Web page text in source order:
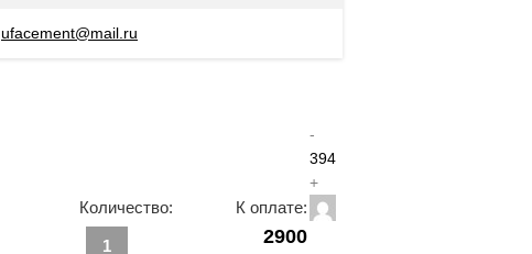
ufacement@mail.ru
Количество: К оплате:
2900
-
394
+